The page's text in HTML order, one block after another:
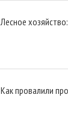
Лесное
Как провалили